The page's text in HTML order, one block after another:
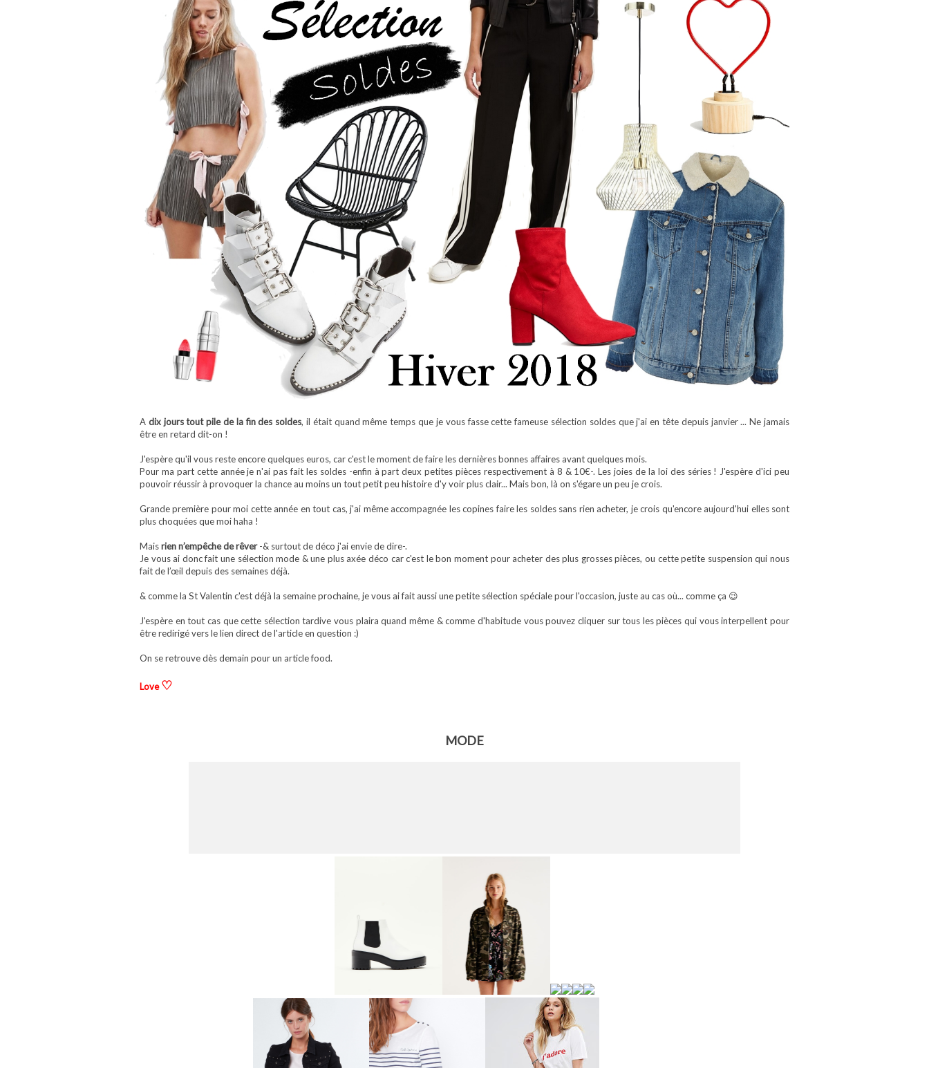
A dix jours tout pile de la fin des soldes, il était quand même temps que je vous fasse cette fameuse sélection soldes que j'ai en tête depuis janvier ... Ne jamais
être en retard dit-on !
J'espère qu'il vous reste encore quelques euros, car c'est le moment de faire les dernières bonnes affaires avant quelques mois.
Pour ma part cette année je n'ai pas fait les soldes -enfin à part deux petites pièces respectivement à 8 & 10€-. Les joies de la loi des séries ! J'espère d'ici peu
pouvoir réussir à provoquer la chance au moins un tout petit peu histoire d'y voir plus clair... Mais bon, là on s'égare un peu je crois.
Grande première pour moi cette année en tout cas, j'ai même accompagnée les copines faire les soldes sans rien acheter, je crois qu'encore aujourd'hui elles sont
plus choquées que moi haha !
Maisrien n’empêche de rêver-& surtout de déco j'ai envie de dire-.
Je vous ai donc fait une sélection mode & une plus axée déco car c'est le bon moment pour acheter des plus grosses pièces, ou cette petite suspension qui nous
fait de l’œil depuis des semaines déjà.
& comme la St Valentin c'est déjà la semaine prochaine, je vous ai fait aussi une petite sélection spéciale pour l'occasion, juste au cas où... comme ça 😉
J'espère en tout cas que cette sélection tardive vous plaira quand même & comme d'habitude vous pouvez cliquer sur tous les pièces qui vous interpellent pour
être redirigé vers le lien direct de l'article en question :)
On se retrouve dès demain pour un article food.
Love ♡
MODE